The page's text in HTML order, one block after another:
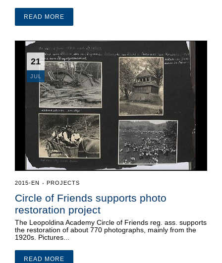
READ MORE
21
JUL
2015-EN • PROJECTS
Circle of Friends supports photo
restoration project
The Leopoldina Academy Circle of Friends reg. ass. supports
the restoration of about 770 photographs, mainly from the
1920s. Pictures...
READ MORE